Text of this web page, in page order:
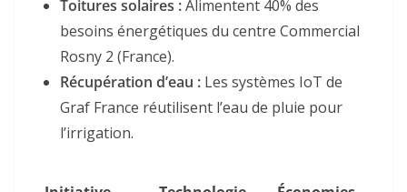
Toitures solaires :Alimentent 40% des
besoins énergétiques du centre Commercial
Rosny 2 (France).
Récupération d’eau : Les systèmes IoT de
Graf France réutilisent l’eau de pluie pour
l’irrigation.